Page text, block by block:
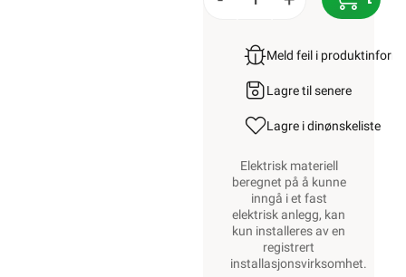
Meld feil i
Lagre til senere
Lagre i dinønskeliste
Elektrisk materiell
beregnet på å kunne
inngå i et fast
elektrisk anlegg, kan
kun installeres av en
registrert
installasjonsvirksomhet.